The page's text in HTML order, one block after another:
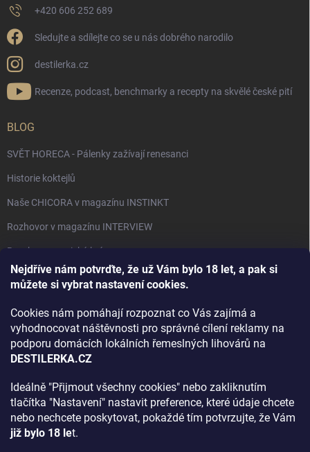
Nejdříve nám potvrďte, že už Vám bylo 18 let, a pak si
můžete si vybrat nastavení cookies.
Cookies nám pomáhají rozpoznat co Vás zajímá a
vyhodnocovat náštěvnosti pro správné cílení reklamy na
podporu domácích lokálních řemeslných lihovárů na
DESTILERKA.CZ
Ideálně "Přijmout všechny cookies" nebo zakliknutím
tlačítka "Nastavení" nastavit preference, které údaje chcete
nebo nechcete poskytovat, pokaždé tím potvrzujte, že Vám
již bylo 18 let.
+420 606 252 689
Sledujte a sdílejte co se u nás dobrého narodilo
destilerka.cz
Recenze, podcast, benchmarky a recepty na skvělé české pití
BLOG
SVĚT HORECA - Pálenky zažívají renesanci
Historie koktejlů
Naše CHICORA v magazínu INSTINKT
Rozhovor v magazínu INTERVIEW
Bourbon, americká krása.
Napsali v TÝDNU o naší práci
Rozhovor s DESTILERKA.CZ v magazínu DRINKING-CAT
Jak vybrat dárek na Vánoce
Archiv